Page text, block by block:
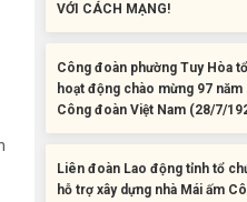
Công đoàn Việt Nam (28/7/
đoàn viên công đoàn có hoàn